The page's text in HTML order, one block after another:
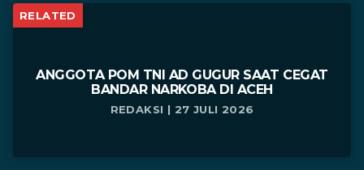
RELATED
ANGGOTA POM TNI AD GUGUR SAAT CEGAT
BANDAR NARKOBA DI ACEH
REDAKSI | 27 JULI 2026